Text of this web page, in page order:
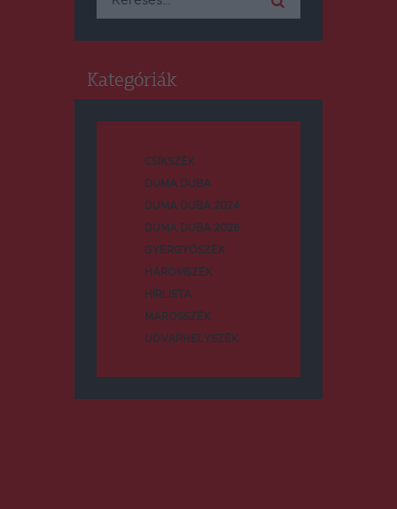
Kategóriák
CSÍKSZÉK
DUMA DUBA
DUMA DUBA 2024
DUMA DUBA 2026
GYERGYÓSZÉK
HÁROMSZÉK
HÍRLISTA
MAROSSZÉK
UDVARHELYSZÉK